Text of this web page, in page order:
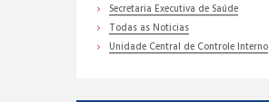
Secretaria Executiva de Saúde
Todas as Noticias
Unidade Central de Controle Interno